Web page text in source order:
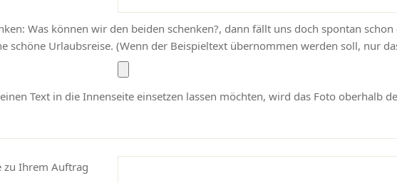
Was können wir den beiden schenken?, dann fällt uns doch spontan
schöne Urlaubsreise. (Wenn der Beispieltext übernommen werden soll, nur
Text in die Innenseite einsetzen lassen möchten, wird das Foto oberhalb
zu Ihrem Auftrag